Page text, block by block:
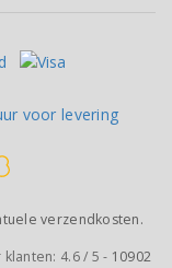
verzendkosten.
4.6/ 5 - 10902